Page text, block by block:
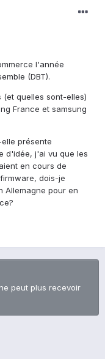
l'année
(DBT).
quelles sont-elles)
France et samsung
présente
d'idée, j'ai vu que les
en cours de
dois-je
Allemagne pour en
peut plus recevoir